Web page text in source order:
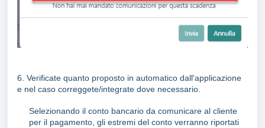
6. Verificate quanto proposto in automatico dall'applicazione
e nel caso correggete/integrate dove necessario.
Selezionando il conto bancario da comunicare al cliente
per il pagamento, gli estremi del conto verranno riportati